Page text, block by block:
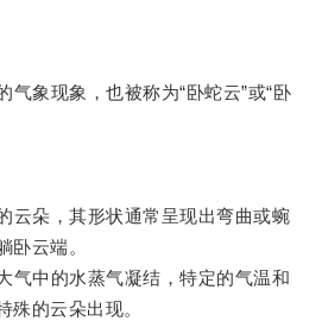
象现象，也被称为“卧蛇云”或“卧
朵，其形状通常呈现出弯曲或蜿
卧云端。
中的水蒸气凝结，特定的气温和
殊的云朵出现。